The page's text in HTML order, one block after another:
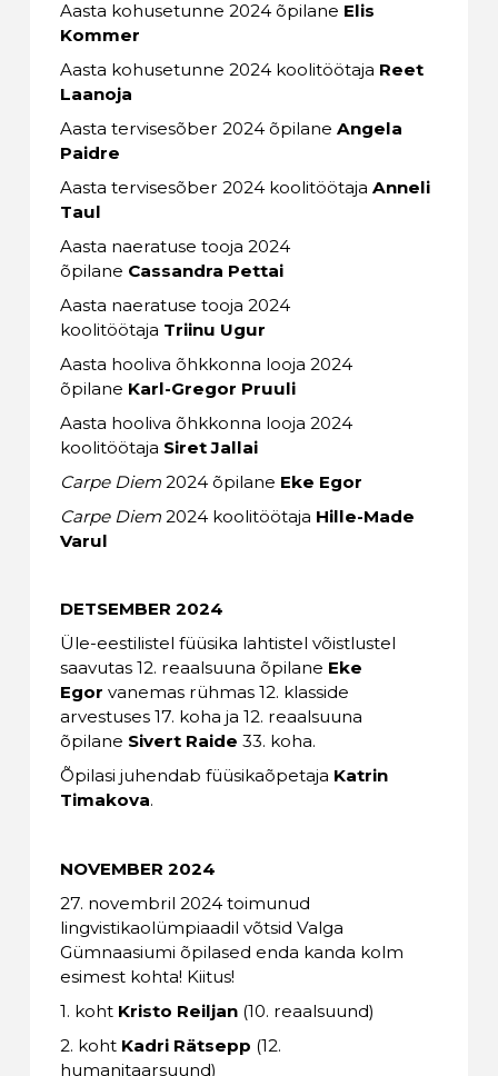
Aasta kohusetunne 2024 õpilane Elis
Kommer
Aasta kohusetunne 2024 koolitöötaja Reet
Laanoja
Aasta tervisesõber 2024 õpilane Angela
Paidre
Aasta tervisesõber 2024 koolitöötaja Anneli
Taul
Aasta naeratuse tooja 2024
õpilane Cassandra Pettai
Aasta naeratuse tooja 2024
koolitöötaja Triinu Ugur
Aasta hooliva õhkkonna looja 2024
õpilane Karl-Gregor Pruuli
Aasta hooliva õhkkonna looja 2024
koolitöötaja Siret Jallai
Carpe Diem2024 õpilane Eke Egor
Carpe Diem2024 koolitöötaja Hille-Made
Varul
DETSEMBER 2024
Üle-eestilistel füüsika lahtistel võistlustel
saavutas 12. reaalsuuna õpilane Eke
Egor vanemas rühmas 12. klasside
arvestuses 17. koha ja 12. reaalsuuna
õpilane Sivert Raide 33. koha.
Õpilasi juhendab füüsikaõpetaja Katrin
Timakova.
NOVEMBER 2024
27. novembril 2024 toimunud
lingvistikaolümpiaadil võtsid Valga
Gümnaasiumi õpilased enda kanda kolm
esimest kohta! Kiitus!
1. koht Kristo Reiljan(10. reaalsuund)
2. koht Kadri Rätsepp (12.
humanitaarsuund)